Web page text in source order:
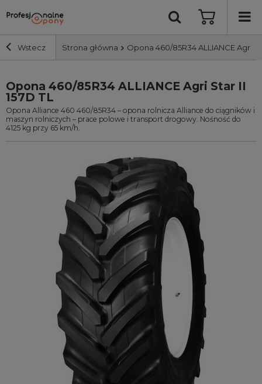
Wstecz Strona główna Opona 460/85R34 ALLIANCE Agri
Szerokość i profil
Średnica
Wyszukaj
Opona 460/85R34 ALLIANCE Agri Star II
157D TL
Opona Alliance 460 460/85R34 – opona rolnicza Alliance do ciągników i
maszyn rolniczych – prace polowe i transport drogowy. Nośność do
4125 kg przy 65 km/h.